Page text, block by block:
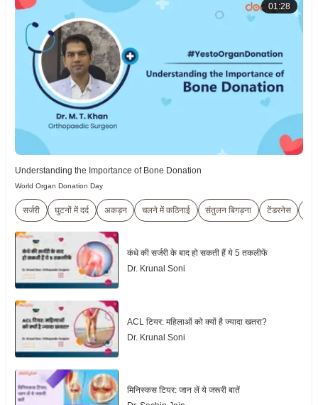
01:28
Understanding the Importance of Bone Donation
World Organ Donation Day
सर्जरी घुटनों में दर्द अकड़न चलने में कठिनाई संतुलन बिगड़ना टेंडरनेस
कंधे की सर्जरी के बाद हो सकती हैं ये 5 तकलीफें
Dr. Krunal Soni
ACL टियर: महिलाओं को क्यों है ज्यादा खतरा?
Dr. Krunal Soni
मिनिस्कस टियर: जान लें ये जरूरी बातें